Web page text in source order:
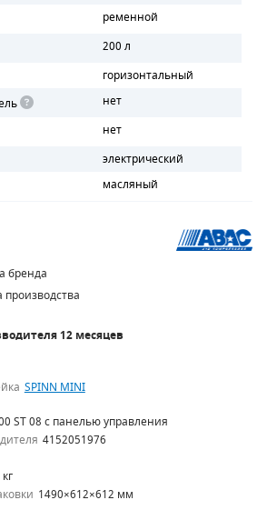
ременной
200 л
горизонтальный
нет
нет
электрический
масляный
бренда
12 месяцев
SPINN MINI
ST 08 с панелью управления
4152051976
1490×612×612 мм